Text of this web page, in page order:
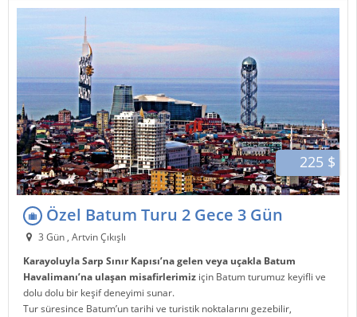
225 $
Özel Batum Turu 2 Gece 3 Gün
3 Gün , Artvin Çıkışlı
Karayoluyla Sarp Sınır Kapısı’na gelen veya uçakla Batum
Havalimanı’na ulaşan misafirlerimiz için Batum turumuz keyifli ve
dolu dolu bir keşif deneyimi sunar.
Tur süresince Batum’un tarihi ve turistik noktalarını gezebilir,